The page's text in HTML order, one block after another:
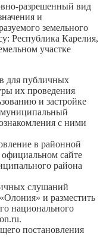
разрешенный вид
и
земельного
Республика Карелия,
участке
для публичных
их проведения
и застройке
с ними
в районной
официальном сайте
района
слушаний
и разместить
национального
постановления